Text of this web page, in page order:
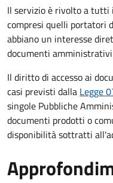
Il servizio è rivolto a tutti
compresi quelli portatori
abbiano un interesse
documenti amministrativi
Il diritto di accesso ai
casi previsti dalla Legge
singole Pubbliche
documenti prodotti o
disponibilità sottratti